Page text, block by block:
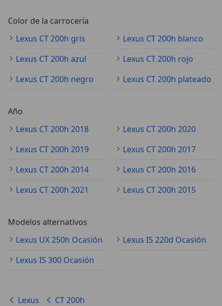
Color de la carrocería
Lexus CT 200h gris
Lexus CT 200h blanco
Lexus CT 200h azul
Lexus CT 200h rojo
Lexus CT 200h negro
Lexus CT 200h plateado
Año
Lexus CT 200h 2018
Lexus CT 200h 2020
Lexus CT 200h 2019
Lexus CT 200h 2017
Lexus CT 200h 2014
Lexus CT 200h 2016
Lexus CT 200h 2021
Lexus CT 200h 2015
Modelos alternativos
Lexus UX 250h Ocasión
Lexus IS 220d Ocasión
Lexus IS 300 Ocasión
Lexus CT 200h